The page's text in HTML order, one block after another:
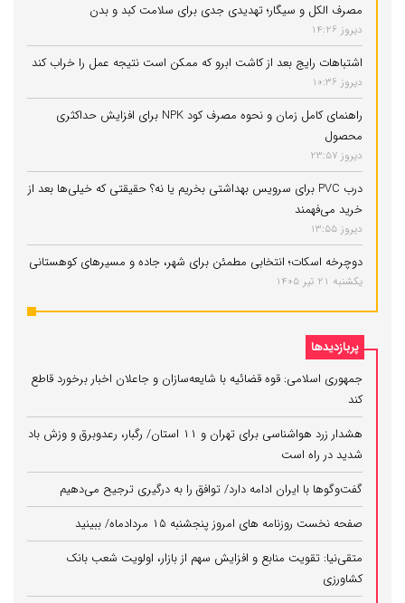
مصرف الکل و سیگار؛ تهدیدی جدی برای سلامت کبد و بدن
دیروز 14:26
اشتباهات رایج بعد از کاشت ابرو که ممکن است نتیجه عمل را خراب کند
دیروز 10:36
راهنمای کامل زمان و نحوه مصرف کود NPK برای افزایش حداکثری
محصول
دیروز 23:57
درب PVC برای سرویس بهداشتی بخریم یا نه؟ حقیقتی که خیلی‌ها بعد از
خرید می‌فهمند
دیروز 13:55
دوچرخه اسکات؛ انتخابی مطمئن برای شهر، جاده و مسیرهای کوهستانی
یکشنبه 21 تیر 1405
پربازدیدها
جمهوری اسلامی: قوه قضائیه با شایعه‌سازان و جاعلان اخبار برخورد قاطع
کند
هشدار زرد هواشناسی برای تهران و ۱۱ استان/ رگبار، رعدوبرق و وزش باد
شدید در راه است
گفت‌وگوها با ایران ادامه دارد/ توافق را به درگیری ترجیح می‌دهیم
صفحه نخست روزنامه های امروز پنجشنبه ۱۵ مردادماه/ ببینید
متقی‌نیا: تقویت منابع و افزایش سهم از بازار، اولویت شعب بانک
کشاورزی